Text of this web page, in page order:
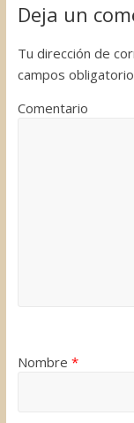
o
r
I
Deja un
Tu dirección de
campos
Comentario
Nombre *